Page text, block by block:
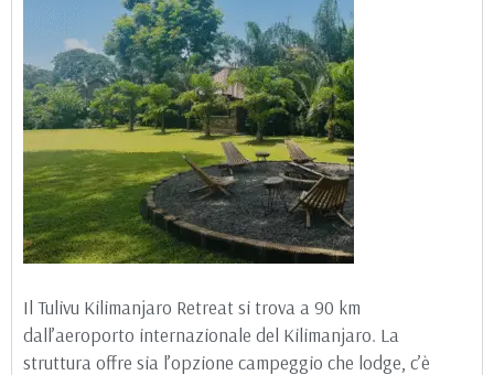
Il Tulivu Kilimanjaro Retreat si trova a 90 km
dall’aeroporto internazionale del Kilimanjaro. La
struttura offre sia l’opzione campeggio che lodge, c’è